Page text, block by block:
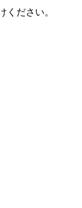
ください。